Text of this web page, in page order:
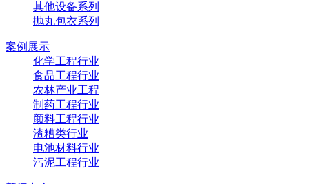
其他设备系列
抛丸包衣系列
案例展示
化学工程行业
食品工程行业
农林产业工程
制药工程行业
颜料工程行业
渣糟类行业
电池材料行业
污泥工程行业